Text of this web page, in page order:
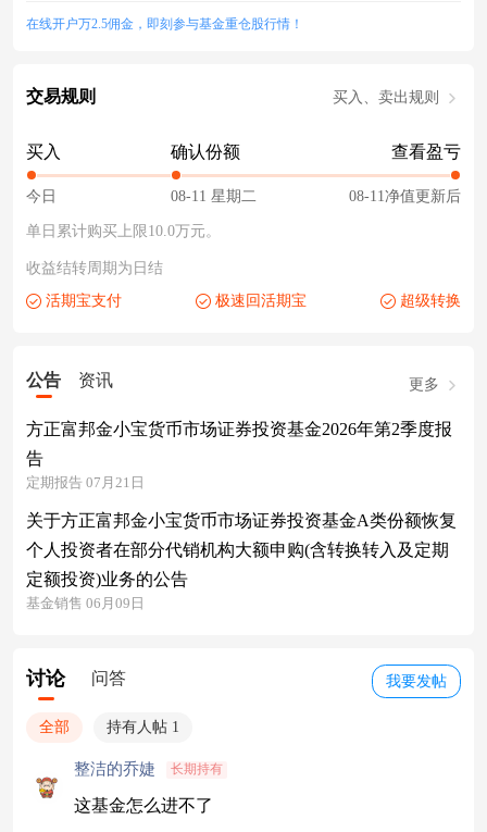
在线开户万2.5佣金，即刻参与基金重仓股行情！
交易规则 买入、卖出规则
买入
今日
确认份额
08-11 星期二
查看盈亏
08-11净值更新后
单日累计购买上限10.0万元。
收益结转周期为日结
活期宝支付
极速回活期宝 超级转换
公告 资讯 更多
方正富邦金小宝货币市场证券投资基金2026年第2季度报
告
定期报告 07月21日
关于方正富邦金小宝货币市场证券投资基金A类份额恢复
个人投资者在部分代销机构大额申购(含转换转入及定期
定额投资)业务的公告
基金销售 06月09日
我要发帖
讨论 问答
全部 持有人帖 1
整洁的乔婕 长期持有
这基金怎么进不了